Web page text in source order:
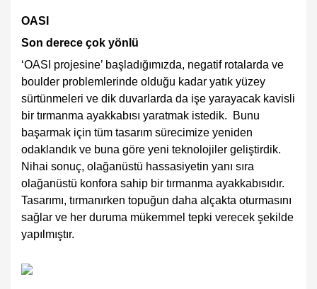
OASI
Son derece çok yönlü
‘OASI projesine’ başladığımızda, negatif rotalarda ve
boulder problemlerinde olduğu kadar yatık yüzey
sürtünmeleri ve dik duvarlarda da işe yarayacak kavisli
bir tırmanma ayakkabısı yaratmak istedik. Bunu
başarmak için tüm tasarım sürecimize yeniden
odaklandık ve buna göre yeni teknolojiler geliştirdik.
Nihai sonuç, olağanüstü hassasiyetin yanı sıra
olağanüstü konfora sahip bir tırmanma ayakkabısıdır.
Tasarımı, tırmanırken topuğun daha alçakta oturmasını
sağlar ve her duruma mükemmel tepki verecek şekilde
yapılmıştır.